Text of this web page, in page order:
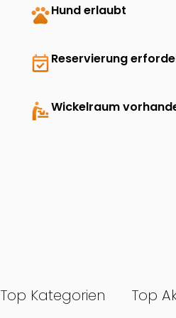
petsHund erlaubt
event_availableReservierung
baby_changing_stationWickelraum
Top Kategorien Top